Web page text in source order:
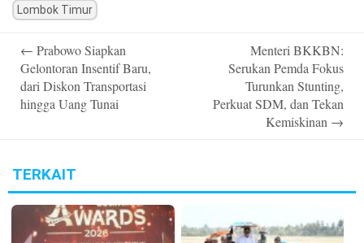
Lombok Timur
navigation
← Prabowo Siapkan
Gelontoran Insentif Baru,
dari Diskon Transportasi
hingga Uang Tunai
Menteri BKKBN:
Serukan Pemda Fokus
Turunkan Stunting,
Perkuat SDM, dan Tekan
Kemiskinan →
TERKAIT